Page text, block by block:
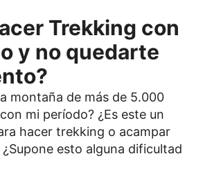
Trekking con
y no quedarte
montaña de más de 5.000
mi período? ¿Es este un
hacer trekking o acampar
esto alguna dificultad